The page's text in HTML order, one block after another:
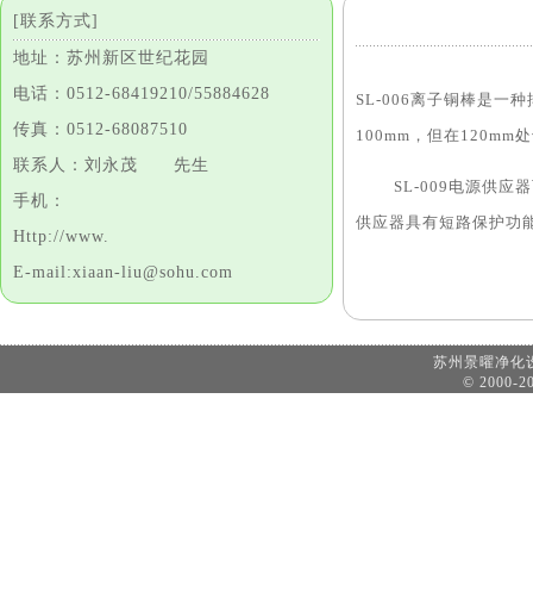
[联系方式]
地址：苏州新区世纪花园
电话：0512-68419210/55884628
传真：0512-68087510
联系人：刘永茂 先生
手机：
Http://www.
E-mail:xiaan-liu@sohu.com
SL-006离子铜棒是一
100mm，但在120mm
SL-009电源供应器可
供应器具有短路保护功
苏州景曜净
© 2000-